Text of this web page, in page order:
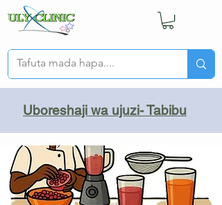
Uboreshaji wa ujuzi- Tabibu